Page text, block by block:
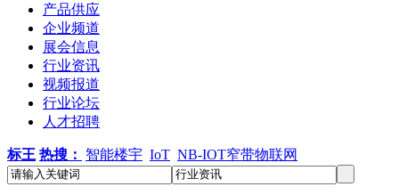
产品供应
企业频道
展会信息
行业资讯
视频报道
行业论坛
人才招聘
标王 热搜： 智能楼宇 IoT NB-IOT窄带物联网